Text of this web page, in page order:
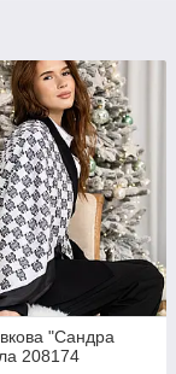
"Сандра
208174